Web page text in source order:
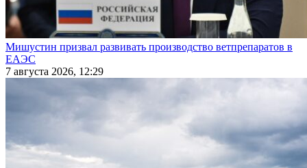
Мишустин призвал развивать производство ветпрепаратов в
ЕАЭС
7 августа 2026, 12:29